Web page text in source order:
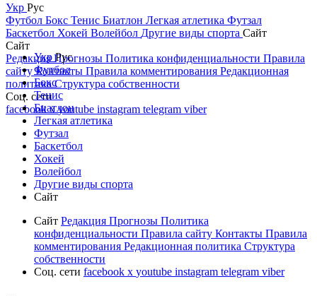
Укр Рус
Футбол Бокс Тенис Биатлон Легкая атлетика Футзал
Баскетбол Хокей Волейбол Другие виды спорта Сайт
Сайт
РедакцияПрогнозы Политика конфиденциальности Правила
сайтуКонтакты Правила комментирования Редакционная
политикаСтруктура собственности
Соц. сети
facebookxyoutube instagram telegram viber
УкрРус
Футбол
Бокс
Тенис
Биатлон
Легкая атлетика
Футзал
Баскетбол
Хокей
Волейбол
Другие виды спорта
Сайт
Сайт Редакция Прогнозы Политика
конфиденциальности Правила сайту Контакты Правила
комментирования Редакционная политика Структура
собственности
Соц. сети facebook x youtube instagram telegram viber